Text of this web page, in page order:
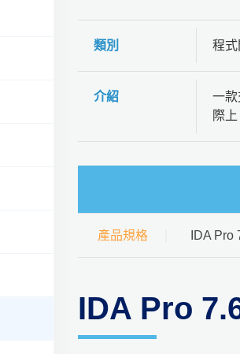
類別 程式
介紹
一
際
產品規格 IDA
IDA Pro